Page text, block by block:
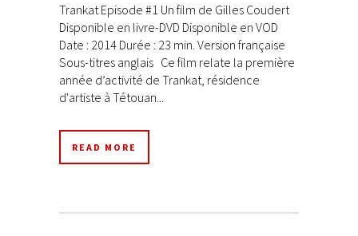
Trankat Episode #1 Un film de Gilles Coudert
Disponible en livre-DVD Disponible en VOD
Date : 2014 Durée : 23 min. Version française
Sous-titres anglais Ce film relate la première
année d’activité de Trankat, résidence
d'artiste à Tétouan...
READ MORE